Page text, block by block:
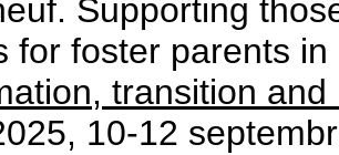
Supporting
for foster parents
transition
10-12